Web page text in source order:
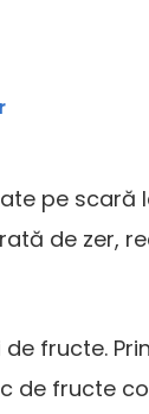
pe scară
de zer,
fructe.
de fructe